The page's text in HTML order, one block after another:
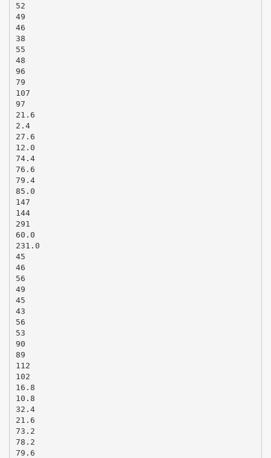
52
49
46
38
55
48
96
79
107
97
21.6
2.4
27.6
12.0
74.4
76.6
79.4
85.0
147
144
291
60.0
231.0
45
46
56
49
45
43
56
53
90
89
112
102
16.8
10.8
32.4
21.6
73.2
78.2
79.6